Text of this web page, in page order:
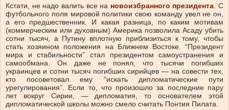
Кстати, не надо валить все на новоизбранного президента. С
футбольного поля мировой политики свою команду увел не он,
а его предшественник. И какая разница, по каким мотивам
(коммерческим или духовным) Америка позволила Асаду убить
сотни тысяч, а Путину вплотную приблизиться к тому, чтобы
стать хозяином положения на Ближнем Востоке. “Президент
мира и стабильности” стал президентом самоустранения и
самообмана. Он даже не понял, что тысячи погибших
украинцев и сотни тысяч погибших сирийцев — на совести тех,
кто посоветовал ему “искать дипломатические пути
урегулирования”. Если то, что произошло за последние пару
лет вокруг Сирии, — дипломатия, то основателем этой
дипломатической школы можно смело считать Понтия Пилата.